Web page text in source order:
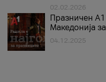
02.02.2026
Празничен
Македонија
04.12.2025